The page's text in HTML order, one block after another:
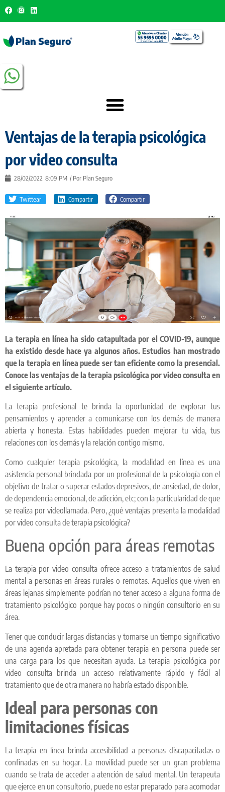
Ventajas de la terapia psicológica
por video consulta
28/02/2022 8:09 PM / Por Plan Seguro
Twittear Compartir Compartir
La terapia en línea ha sido catapultada por el COVID-19, aunque
ha existido desde hace ya algunos años. Estudios han mostrado
que la terapia en línea puede ser tan eficiente como la presencial.
Conoce las ventajas de la terapia psicológica por video consulta en
el siguiente artículo.
La terapia profesional te brinda la oportunidad de explorar tus
pensamientos y aprender a comunicarse con los demás de manera
abierta y honesta. Estas habilidades pueden mejorar tu vida, tus
relaciones con los demás y la relación contigo mismo.
Como cualquier terapia psicológica, la modalidad en línea es una
asistencia personal brindada por un profesional de la psicología con el
objetivo de tratar o superar estados depresivos, de ansiedad, de dolor,
de dependencia emocional, de adicción, etc; con la particularidad de que
se realiza por videollamada. Pero, ¿qué ventajas presenta la modalidad
por video consulta de terapia psicológica?
Buena opción para áreas remotas
La terapia por video consulta ofrece acceso a tratamientos de salud
mental a personas en áreas rurales o remotas. Aquellos que viven en
áreas lejanas simplemente podrían no tener acceso a alguna forma de
tratamiento psicológico porque hay pocos o ningún consultorio en su
área.
Tener que conducir largas distancias y tomarse un tiempo significativo
de una agenda apretada para obtener terapia en persona puede ser
una carga para los que necesitan ayuda. La terapia psicológica por
video consulta brinda un acceso relativamente rápido y fácil al
tratamiento que de otra manera no habría estado disponible.
Ideal para personas con
limitaciones físicas
La terapia en línea brinda accesibilidad a personas discapacitadas o
confinadas en su hogar. La movilidad puede ser un gran problema
cuando se trata de acceder a atención de salud mental. Un terapeuta
que ejerce en un consultorio, puede no estar preparado para acomodar